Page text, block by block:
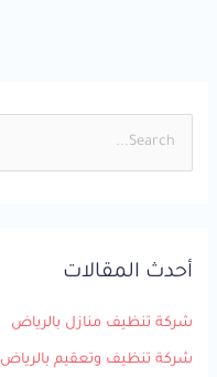
ث
أحدث المقالات
شركة تنظيف منازل بالرياض
شركة تنظيف وتعقيم بالرياض